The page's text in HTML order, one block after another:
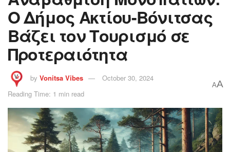
Ο Δήμος Ακτίου-Βόνιτσας
Βάζει τον Τουρισμό σε
Προτεραιότητα
by Vonitsa Vibes
October 30, 2024
Reading Time: 1 min read
AA